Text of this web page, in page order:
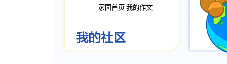
家园首页 我的作文